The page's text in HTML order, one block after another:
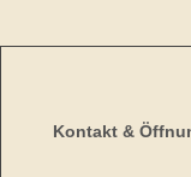
Kontakt &